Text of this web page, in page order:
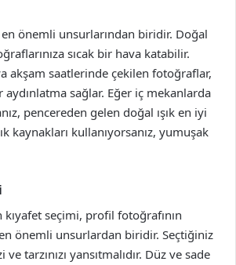
en önemli unsurlarından biridir. Doğal
sıcak bir hava katabilir.
akşam saatlerinde çekilen fotoğraflar,
sağlar. Eğer iç mekanlarda
pencereden gelen doğal ışık en iyi
kaynakları kullanıyorsanız, yumuşak
kıyafet seçimi, profil fotoğrafının
en önemli unsurlardan biridir. Seçtiğiniz
tarzınızı yansıtmalıdır. Düz ve sade